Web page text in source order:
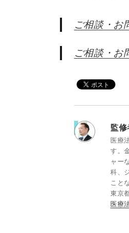
ご相談・お
ご相談・お
監修
医療
す。
ャー
科、
こと
東京
医療